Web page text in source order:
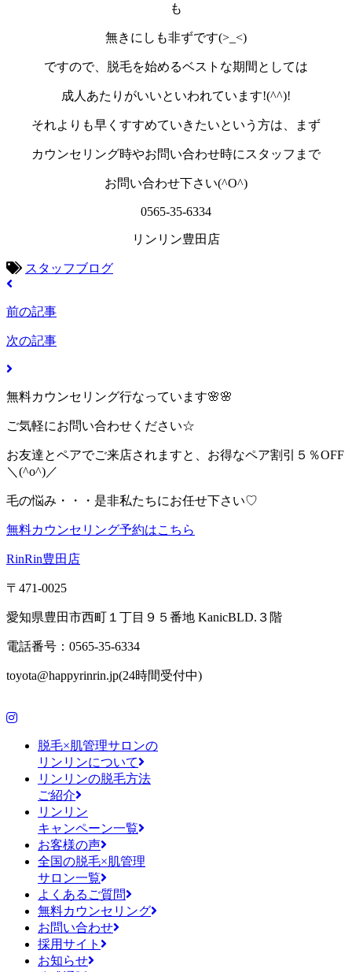
も
無きにしも非ずです(>_<)
ですので、脱毛を始めるベストな期間としては
成人あたりがいいといわれています!(^^)!
それよりも早くすすめていきたいという方は、まず
カウンセリング時やお問い合わせ時にスタッフまで
お問い合わせ下さい(^O^)
0565-35-6334
リンリン豊田店
スタッフブログ
前の記事
次の記事
無料カウンセリング行なっています🌸🌸
ご気軽にお問い合わせください☆
お友達とペアでご来店されますと、お得なペア割引５％OFF
＼(^o^)／
毛の悩み・・・是非私たちにお任せ下さい♡
無料カウンセリング予約はこちら
RinRin豊田店
〒471-0025
愛知県豊田市西町１丁目９５番地 KanicBLD.３階
電話番号：0565-35-6334
toyota@happyrinrin.jp(24時間受付中)
脱毛×肌管理サロンの
リンリンについて
リンリンの脱毛方法
ご紹介
リンリン
キャンペーン一覧
お客様の声
全国の脱毛×肌管理
サロン一覧
よくあるご質問
無料カウンセリング
お問い合わせ
採用サイト
お知らせ